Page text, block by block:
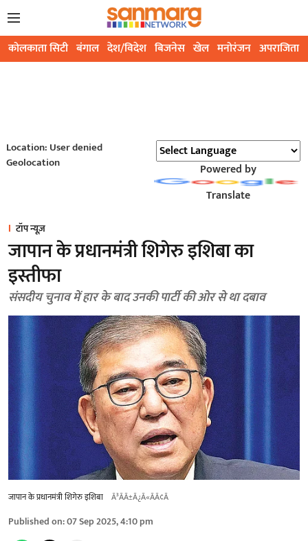
कोलकाता सिटी बंगाल देश/विदेश बिजनेस खेल मनोरंजन अपराजिता
Location: User denied
Geolocation
Powered by
Translate
टॉप न्यूज़
जापान के प्रधानमंत्री शिगेरु इशिबा का
इस्तीफा
संसदीय चुनाव में हार के बाद उनकी पार्टी की ओर से था दबाव
जापान के प्रधानमंत्री शिगेरु इशिबा Ã³ÃÃ±Ã¿Ã«ÃÃ¢Ã
Published on:07 Sep 2025, 4:10 pm